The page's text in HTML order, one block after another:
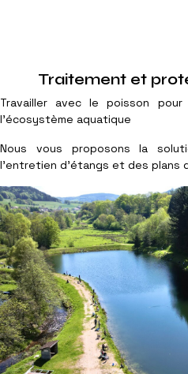
Traitement et
Travailler avec le poisson pour
l'écosystème aquatique
Nous vous proposons la
l'entretien d'étangs et des plans